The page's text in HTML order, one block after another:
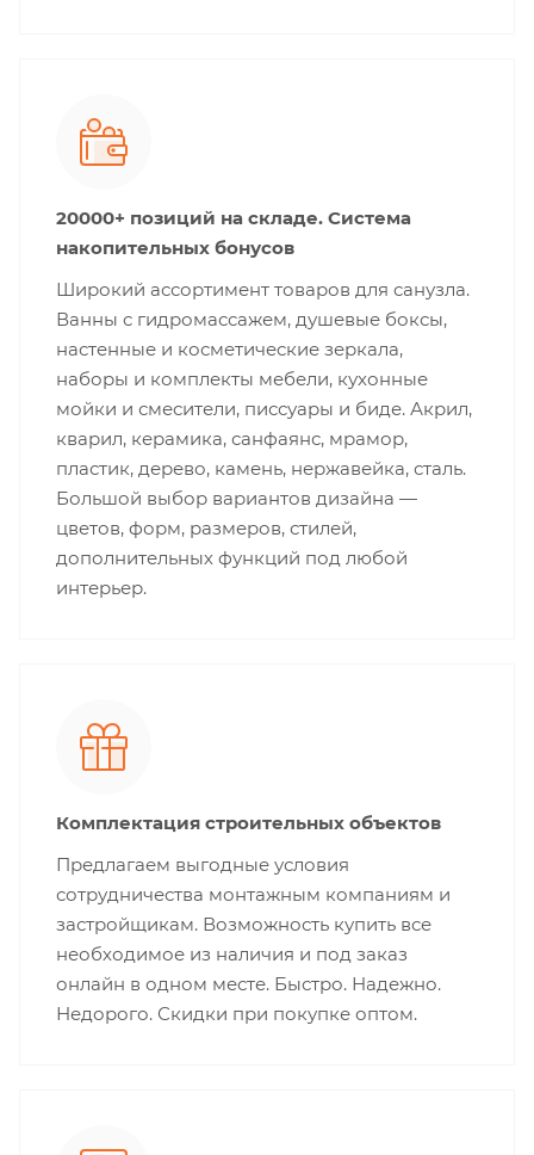
20000+ позиций на складе. Система
накопительных бонусов
Широкий ассортимент товаров для санузла.
Ванны с гидромассажем, душевые боксы,
настенные и косметические зеркала,
наборы и комплекты мебели, кухонные
мойки и смесители, писсуары и биде. Акрил,
кварил, керамика, санфаянс, мрамор,
пластик, дерево, камень, нержавейка, сталь.
Большой выбор вариантов дизайна —
цветов, форм, размеров, стилей,
дополнительных функций под любой
интерьер.
Комплектация строительных объектов
Предлагаем выгодные условия
сотрудничества монтажным компаниям и
застройщикам. Возможность купить все
необходимое из наличия и под заказ
онлайн в одном месте. Быстро. Надежно.
Недорого. Скидки при покупке оптом.